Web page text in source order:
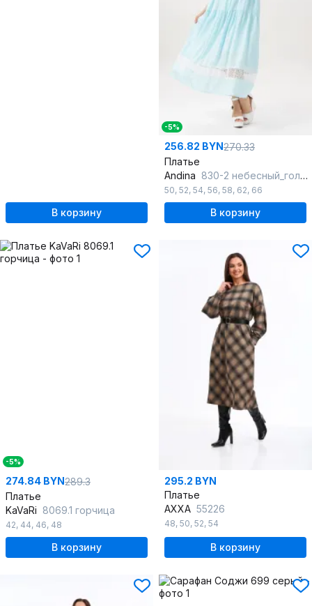
В корзину
-5%
256.82 BYN270.33
Платье
Andina 830-2 небесный_голубой
50, 52, 54, 56, 58, 62, 66
В корзину
-5%
274.84 BYN289.3
Платье
KaVaRi 8069.1 горчица
42, 44, 46, 48
В корзину
295.2 BYN
Платье
AXXA 55226
48, 50, 52, 54
В корзину